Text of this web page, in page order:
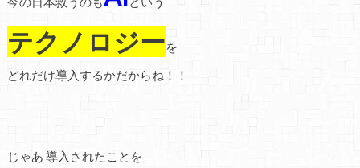
テクノロジーを
どれだけ導入するかだからね！！
じゃあ 導入されたことを